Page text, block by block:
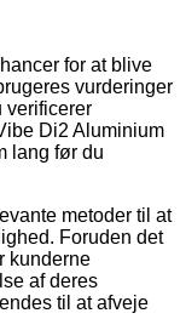
for at blive
vurderinger
verificerer
Di2 Aluminium
lang før du
metoder til at
Foruden det
kunderne
af deres
til at afveje